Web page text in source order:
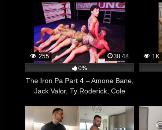
255
38:48
0%
The Iron Pa Part 4 – Amone Bane,
Jack Valor, Ty Roderick, Cole
1K